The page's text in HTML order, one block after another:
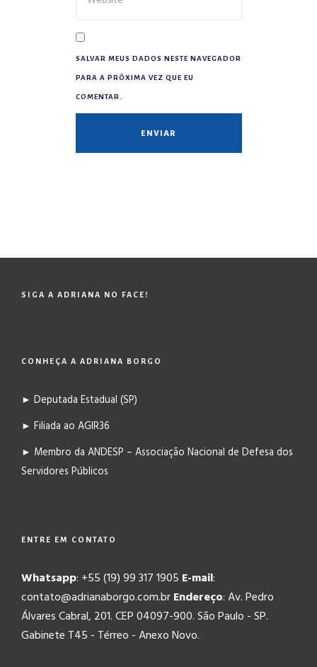
SALVAR MEUS DADOS NESTE NAVEGADOR
PARA A PRÓXIMA VEZ QUE EU
COMENTAR.
SIGA A ADRIANA NO FACE!
CONHEÇA A ADRIANA BORGO
► Deputada Estadual (SP)
► Filiada ao AGIR36
► Membro da ANDESP – Associação Nacional de Defesa dos
Servidores Públicos
ENTRE EM CONTATO
Whatsapp: +55 (19) 99 317 1905 E-mail:
contato@adrianaborgo.com.brEndereço: Av. Pedro
Álvares Cabral, 201. CEP 04097-900. São Paulo - SP.
Gabinete T45 - Térreo - Anexo Novo.